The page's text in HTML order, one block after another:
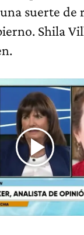
suerte de
Shila